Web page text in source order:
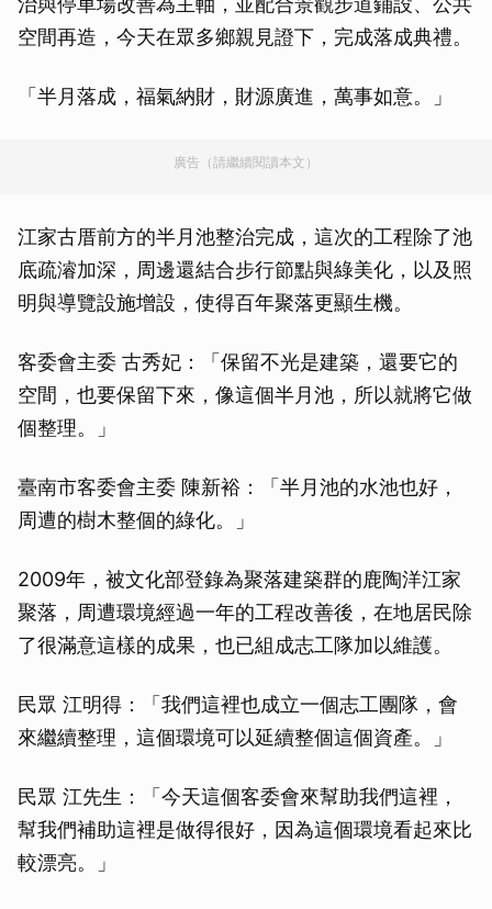
空間再造，今天在眾多鄉親見證下，完成落成典禮。
「半月落成，福氣納財，財源廣進，萬事如意。」
廣告（請繼續閱讀本文）
江家古厝前方的半月池整治完成，這次的工程除了池
底疏濬加深，周邊還結合步行節點與綠美化，以及照
明與導覽設施增設，使得百年聚落更顯生機。
客委會主委 古秀妃：「保留不光是建築，還要它的
空間，也要保留下來，像這個半月池，所以就將它做
個整理。」
臺南市客委會主委 陳新裕：「半月池的水池也好，
周遭的樹木整個的綠化。」
2009年，被文化部登錄為聚落建築群的鹿陶洋江家
聚落，周遭環境經過一年的工程改善後，在地居民除
了很滿意這樣的成果，也已組成志工隊加以維護。
民眾 江明得：「我們這裡也成立一個志工團隊，會
來繼續整理，這個環境可以延續整個這個資產。」
民眾 江先生：「今天這個客委會來幫助我們這裡，
幫我們補助這裡是做得很好，因為這個環境看起來比
較漂亮。」